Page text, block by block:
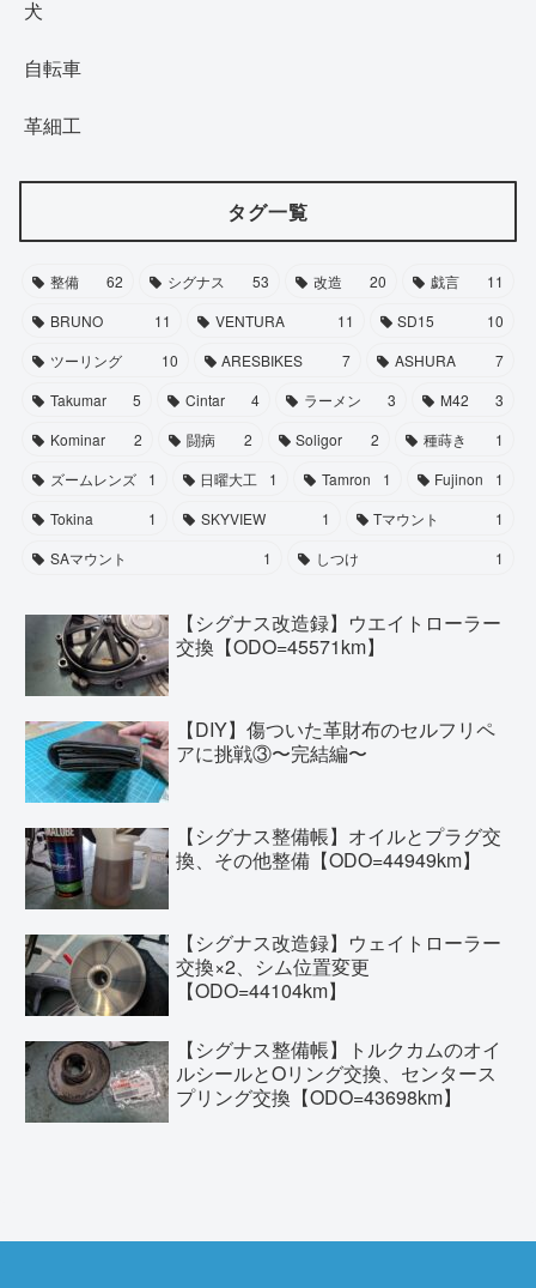
犬
自転車
革細工
タグ一覧
整備 62 シグナス 53 改造 20 戯言
11
BRUNO
11 VENTURA 11 SD15
10
ツーリング
10 ARESBIKES 7 ASHURA
7
Takumar
5 Cintar 4 ラーメン 3 M42
3
Kominar
2 闘病 2 Soligor 2 種蒔き
1
ズームレンズ
1 日曜大工 1 Tamron 1 Fujinon
1
Tokina
1 SKYVIEW 1 Tマウント
1
SAマウント
1 しつけ 1
【シグナス改造録】ウエイトローラー
交換【ODO=45571km】
【DIY】傷ついた革財布のセルフリペ
アに挑戦③〜完結編〜
【シグナス整備帳】オイルとプラグ交
換、その他整備【ODO=44949km】
【シグナス改造録】ウェイトローラー
交換×2、シム位置変更
【ODO=44104km】
【シグナス整備帳】トルクカムのオイ
ルシールとOリング交換、センタース
プリング交換【ODO=43698km】